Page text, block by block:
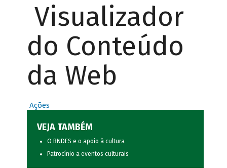
Visualizador
do Conteúdo
da Web
Ações
VEJA TAMBÉM
O BNDES e o apoio à cultura
Patrocínio a eventos culturais